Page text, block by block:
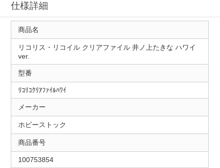
仕様詳細
商品名
リコリス・リコイル クリアファイル 井ノ上たきな ハワイ
ver.
型番
ﾘｺﾘｺｸﾘｱﾌｧｲﾙﾊﾜｲ
メーカー
ホビーストック
商品番号
100753854